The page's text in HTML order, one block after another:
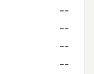
--
--
--
--